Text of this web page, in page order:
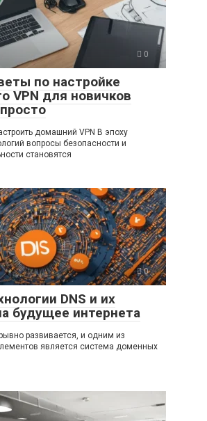
0
по настройке
VPN для новичков
домашний VPN В эпоху
вопросы безопасности и
становятся
0
DNS и их
будущее интернета
развивается, и одним из
является система доменных